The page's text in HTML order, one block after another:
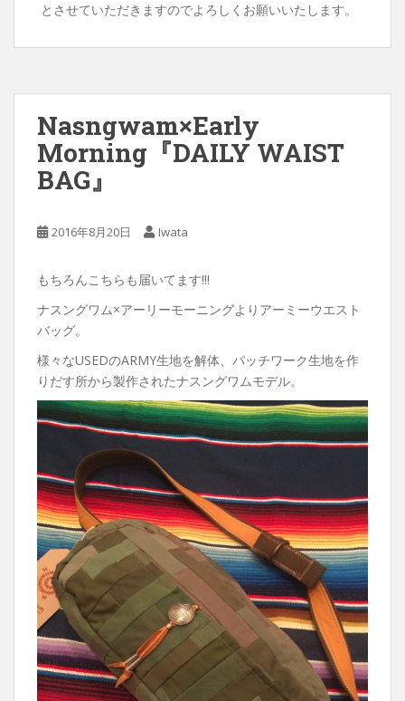
とさせていただきますのでよろしくお願いいたします。
Nasngwam×Early
Morning『DAILY WAIST
BAG』
2016年8月20日 Iwata
もちろんこちらも届いてます!!!
ナスングワム×アーリーモーニングよりアーミーウエスト
バッグ。
様々なUSEDのARMY生地を解体、パッチワーク生地を作
りだす所から製作されたナスングワムモデル。